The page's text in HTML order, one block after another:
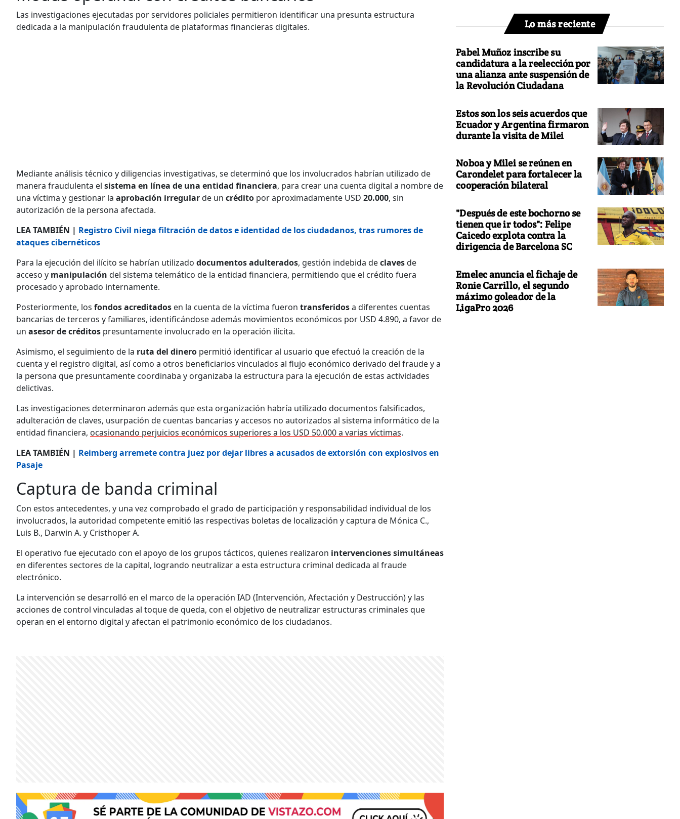
Las investigaciones ejecutadas por servidores policiales permitieron identificar una presunta estructura
dedicada a la manipulación fraudulenta de plataformas financieras digitales.
Mediante análisis técnico y diligencias investigativas, se determinó que los involucrados habrían utilizado de
manera fraudulenta el sistema en línea de una entidad financiera, para crear una cuenta digital a nombre de
una víctima y gestionar la aprobación irregularde un crédito por aproximadamente USD 20.000, sin
autorización de la persona afectada.
LEA TAMBIÉN | Registro Civil niega filtración de datos e identidad de los ciudadanos, tras rumores de
ataques cibernéticos
Para la ejecución del ilícito se habrían utilizado documentosadulterados, gestión indebida declavesde
acceso y manipulación del sistema telemático de la entidad financiera, permitiendo que el crédito fuera
procesado y aprobado internamente.
Posteriormente, los fondosacreditados en la cuenta de la víctima fueron transferidosa diferentes cuentas
bancarias de terceros y familiares, identificándose además movimientos económicos por USD 4.890, a favor de
un asesor de créditos presuntamente involucrado en la operación ilícita.
Asimismo, el seguimiento de la ruta del dinero permitió identificar al usuario que efectuó la creación de la
cuenta y el registro digital, así como a otros beneficiarios vinculados al flujo económico derivado del fraude y a
la persona que presuntamente coordinaba y organizaba la estructura para la ejecución de estas actividades
delictivas.
Las investigaciones determinaron además que esta organización habría utilizado documentos falsificados,
adulteración de claves, usurpación de cuentas bancarias y accesos no autorizados al sistema informático de la
entidad financiera, ocasionando perjuicios económicos superiores a los USD 50.000 a varias víctimas.
LEA TAMBIÉN | Reimberg arremete contra juez por dejar libres a acusados de extorsión con explosivos en
Pasaje
Captura de banda criminal
Con estos antecedentes, y una vez comprobado el grado de participación y responsabilidad individual de los
involucrados, la autoridad competente emitió las respectivas boletas de localización y captura de Mónica C.,
Luis B., Darwin A. y Cristhoper A.
El operativo fue ejecutado con el apoyo de los grupos tácticos, quienes realizaron intervencionessimultáneas
en diferentes sectores de la capital, logrando neutralizar a esta estructura criminal dedicada al fraude
electrónico.
La intervención se desarrolló en el marco de la operación IAD (Intervención, Afectación y Destrucción) y las
acciones de control vinculadas al toque de queda, con el objetivo de neutralizar estructuras criminales que
operan en el entorno digital y afectan el patrimonio económico de los ciudadanos.
Lo más reciente
Pabel Muñoz inscribe su
candidatura a la reelección por
una alianza ante suspensión de
la Revolución Ciudadana
Estos son los seis acuerdos que
Ecuador y Argentina firmaron
durante la visita de Milei
Noboa y Milei se reúnen en
Carondelet para fortalecer la
cooperación bilateral
"Después de este bochorno se
tienen que ir todos": Felipe
Caicedo explota contra la
dirigencia de Barcelona SC
Emelec anuncia el fichaje de
Ronie Carrillo, el segundo
máximo goleador de la
LigaPro 2026